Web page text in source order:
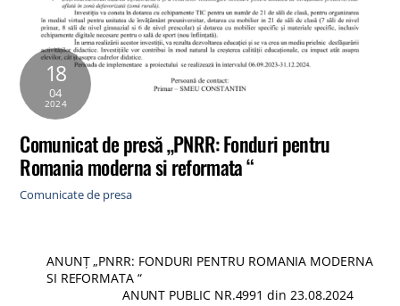
18
04
2024
Comunicat de presă „PNRR: Fonduri pentru
Romania moderna si reformata “
Comunicate de presa
ANUNȚ „PNRR: FONDURI PENTRU ROMANIA MODERNA
SI REFORMATA “
ANUNT PUBLIC NR.4991 din 23.08.2024